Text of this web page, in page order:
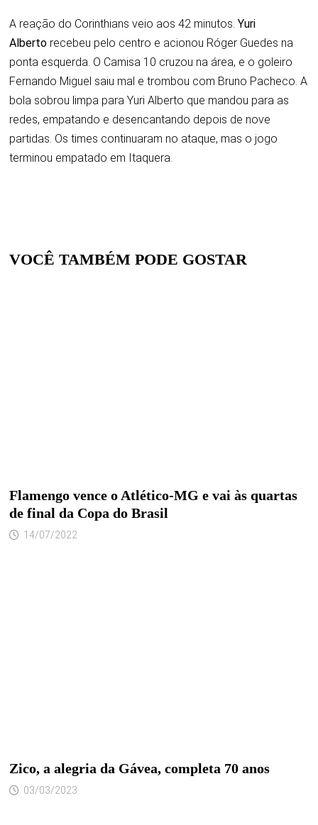
A reação do Corinthians veio aos 42 minutos. Yuri
Albertorecebeu pelo centro e acionou Róger Guedes na
ponta esquerda. O Camisa 10 cruzou na área, e o goleiro
Fernando Miguel saiu mal e trombou com Bruno Pacheco. A
bola sobrou limpa para Yuri Alberto que mandou para as
redes, empatando e desencantando depois de nove
partidas. Os times continuaram no ataque, mas o jogo
terminou empatado em Itaquera.
VOCÊ TAMBÉM PODE GOSTAR
Flamengo vence o Atlético-MG e vai às quartas
de final da Copa do Brasil
14/07/2022
Zico, a alegria da Gávea, completa 70 anos
03/03/2023